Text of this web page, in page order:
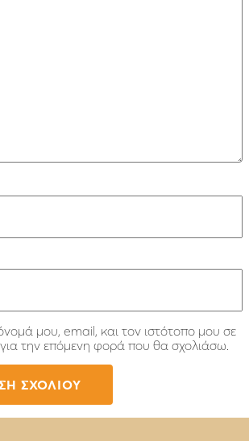
μου, email, και τον ιστότοπο μου σε
την επόμενη φορά που θα σχολιάσω.